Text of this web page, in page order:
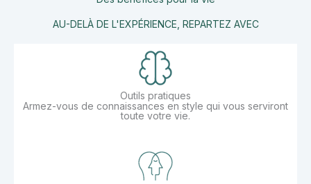
AU-DELÀ DE L'EXPÉRIENCE, REPARTEZ AVEC
Outils pratiques
Armez-vous de connaissances en style qui vous serviront
toute votre vie.